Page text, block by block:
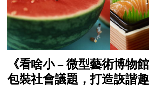
《看啥小 – 微型藝術博物
包裝社會議題，打造詼諧